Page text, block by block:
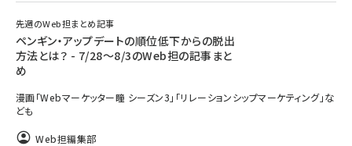
先週のWeb担まとめ記事
ペンギン・アップデートの順位低下からの脱出
方法とは？ - 7/28～8/3のWeb担の記事まと
め
漫画「Webマーケッター瞳 シーズン3」「リレーションシップマーケティング」な
ども
Web担編集部